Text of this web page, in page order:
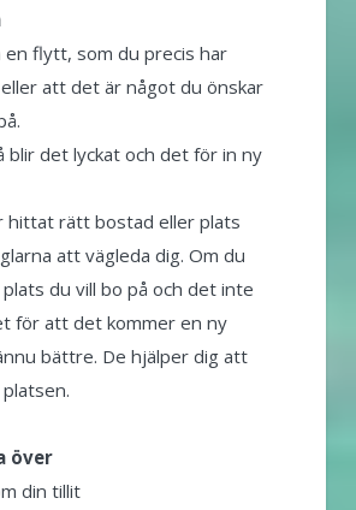
en flytt, som du precis har
att det är något du önskar
blir det lyckat och det för in ny
hittat rätt bostad eller plats
att vägleda dig. Om du
du vill bo på och det inte
för att det kommer en ny
bättre. De hjälper dig att
över
din tillit